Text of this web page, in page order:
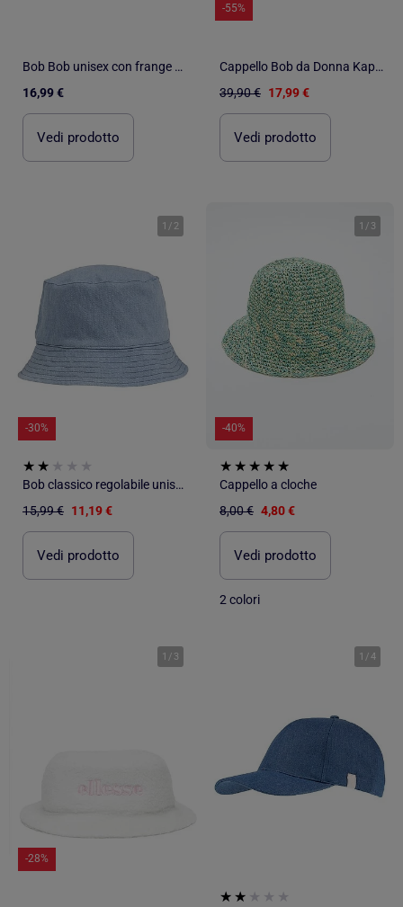
Bob Bob unisex con frange unisex adulto Isotoner
16,99 €
Vedi prodotto
-55%
Cappello Bob da Donna Kaporal
39,90 € 17,99 €
Vedi prodotto
1 / 2
-30%
Bob classico regolabile unisex adulto Isotoner
15,99 € 11,19 €
Vedi prodotto
1 / 3
-40%
Cappello a cloche
8,00 € 4,80 €
Vedi prodotto
2 colori
1 / 3
-28%
1 /4